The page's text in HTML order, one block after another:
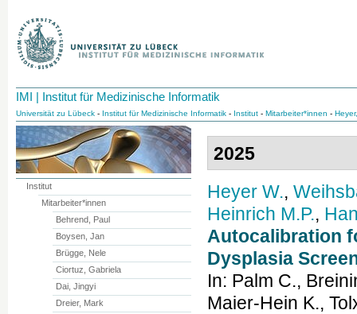
IMI | Institut für Medizinische Informatik
Universität zu Lübeck - Institut für Medizinische Informatik - Institut - Mitarbeiter*innen -
2025
Heyer W.,
Heinrich M.P.,
Autocalibration
Dysplasia
In: Palm C.,
Maier-Hein K.,
Institut
Mitarbeiter*innen
Behrend, Paul
Boysen, Jan
Brügge, Nele
Ciortuz, Gabriela
Dai, Jingyi
Dreier, Mark